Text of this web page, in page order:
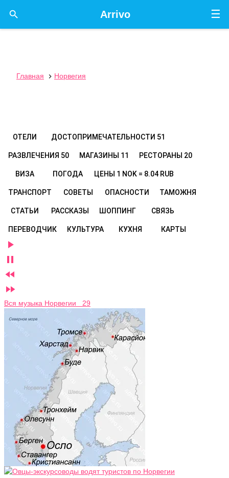
☰
Arrivo

Главная  Норвегия
ОТЕЛИ ДОСТОПРИМЕЧАТЕЛЬНОСТИ 51
РАЗВЛЕЧЕНИЯ 50 МАГАЗИНЫ 11 РЕСТОРАНЫ 20
ВИЗА ПОГОДА ЦЕНЫ 1 NOK = 8.04 RUB
ТРАНСПОРТ СОВЕТЫ ОПАСНОСТИ ТАМОЖНЯ
СТАТЬИ РАССКАЗЫ ШОППИНГ СВЯЗЬ
ПЕРЕВОДЧИК КУЛЬТУРА КУХНЯ КАРТЫ




Вся музыка Норвегии 29